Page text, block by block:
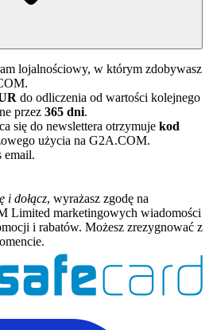
lojalnościowy, w którym zdobywasz
do odliczenia od wartości kolejnego
przez 365 dni.
się do newslettera otrzymuje kod
użycia na G2A.COM.
email.
i dołącz, wyrażasz zgodę na
Limited marketingowych wiadomości
i rabatów. Możesz zrezygnować z